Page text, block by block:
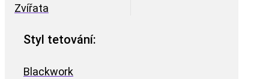
Zvířata
Styl tetování:
Blackwork